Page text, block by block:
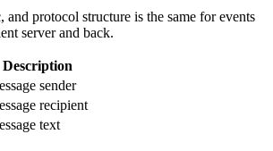
and protocol structure is the same for events
server and back.
Description
sender
recipient
text